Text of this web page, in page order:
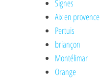
Signes
Aix en provence
Pertuis
briançon
Montélimar
Orange